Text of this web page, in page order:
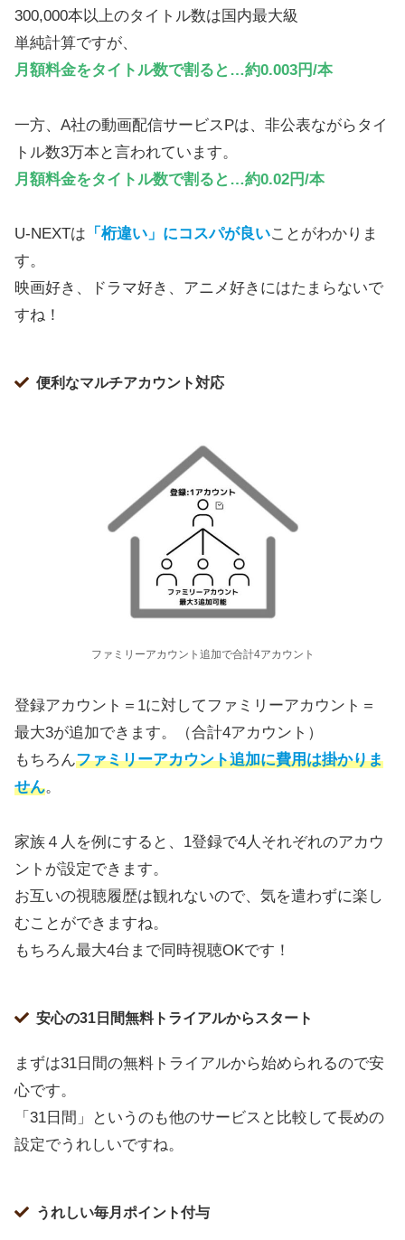
300,000本以上のタイトル数は国内最大級
単純計算ですが、
月額料金をタイトル数で割ると…約0.003円/本
一方、A社の動画配信サービスPは、非公表ながらタイ
トル数3万本と言われています。
月額料金をタイトル数で割ると…約0.02円/本
U-NEXTは 「桁違い」にコスパが良いことがわかりま
す。
映画好き、ドラマ好き、アニメ好きにはたまらないで
すね！
便利なマルチアカウント対応
ファミリーアカウント追加で合計4アカウント
登録アカウント＝1に対してファミリーアカウント＝
最大3が追加できます。（合計4アカウント）
もちろんファミリーアカウント追加に費用は掛かりま
せん。
家族４人を例にすると、1登録で4人それぞれのアカウ
ントが設定できます。
お互いの視聴履歴は観れないので、気を遣わずに楽し
むことができますね。
もちろん最大4台まで同時視聴OKです！
安心の31日間無料トライアルからスタート
まずは31日間の無料トライアルから始められるので安
心です。
「31日間」というのも他のサービスと比較して長めの
設定でうれしいですね。
うれしい毎月ポイント付与